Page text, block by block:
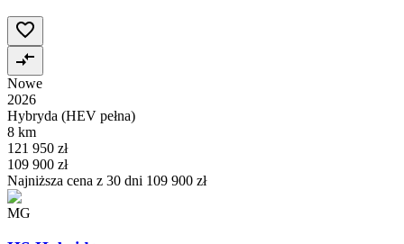
Nowe
2026
Hybryda (HEV pełna)
8 km
121 950 zł
109 900 zł
Najniższa cena z 30 dni 109 900 zł
MG